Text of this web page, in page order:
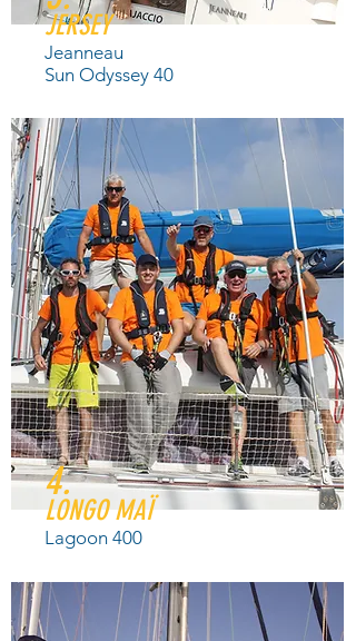
JERSEY
Jeanneau
Sun Odyssey 40
LONGO MAÏ
Lagoon 400
4.